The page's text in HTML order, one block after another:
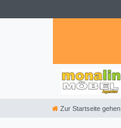
Zur Startseite gehen